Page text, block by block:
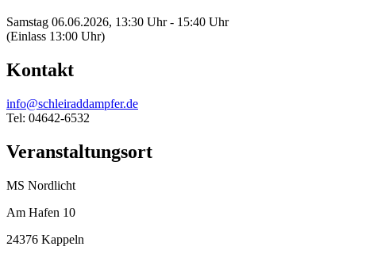
Samstag 06.06.2026, 13:30 Uhr - 15:40 Uhr
(Einlass 13:00 Uhr)
Kontakt
info@schleiraddampfer.de
Tel: 04642-6532
Veranstaltungsort
MS Nordlicht
Am Hafen 10
24376 Kappeln